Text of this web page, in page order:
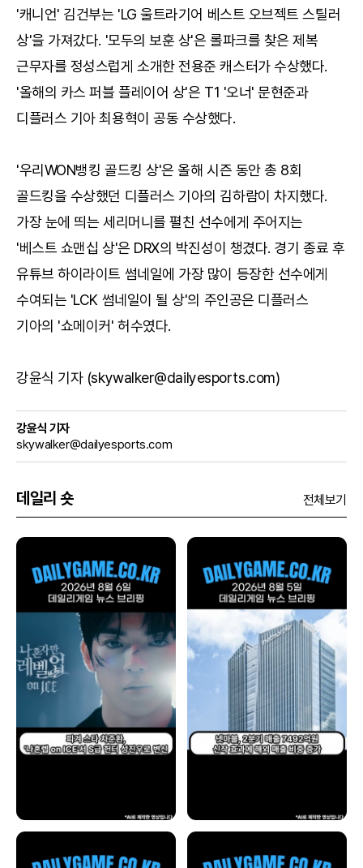
'캐니언' 김건부는 'LG 울트라기어 베스트 오브젝트 스틸러
상'을 가져갔다. '모두의 보훈 상'은 롤파크를 찾은 제복
근무자를 정성스럽게 소개한 전용준 캐스터가 수상했다.
'올해의 카스 퍼블 플레이어 상'은 T1 '오너' 문현준과
디플러스 기아 최용혁이 공동 수상했다.
'우리WON뱅킹 골드킹 상'은 올해 시즌 동안 총 8회
골드킹을 수상했던 디플러스 기아의 김하람이 차지했다.
가장 눈에 띄는 세리머니를 펼친 선수에게 주어지는
'베스트 쇼맨십 상'은 DRX의 박진성이 챙겼다. 경기 종료 후
유튜브 하이라이트 썸네일에 가장 많이 등장한 선수에게
수여되는 'LCK 썸네일이 될 상'의 주인공은 디플러스
기아의 '쇼메이커' 허수였다.
강윤식 기자 (skywalker@dailyesports.com)
강윤식 기자
skywalker@dailyesports.com
데일리 숏 전체보기